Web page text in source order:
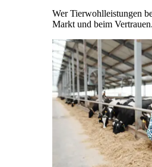
Wer Tierwohlleistungen
Markt und beim Vertrauen.